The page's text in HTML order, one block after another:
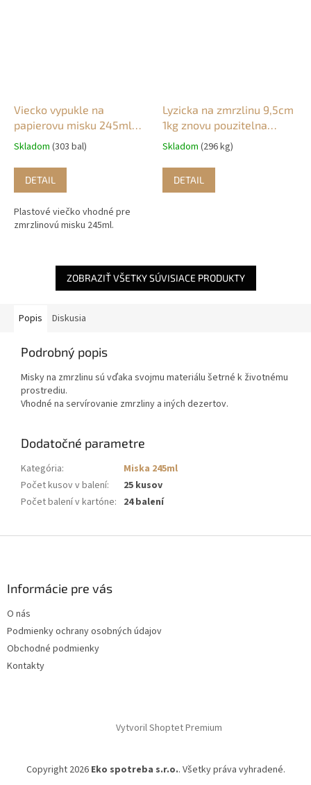
Viecko vypukle na
papierovu misku 245ml
O93mm (50ks)
Skladom (303 bal)
DETAIL
Plastové viečko vhodné pre
zmrzlinovú misku 245ml.
Lyzicka na zmrzlinu 9,5cm
1kg znovu pouzitelna
reusable hneda/seda
Skladom (296 kg)
DETAIL
ZOBRAZIŤ VŠETKY SÚVISIACE PRODUKTY
Popis Diskusia
Podrobný popis
Misky na zmrzlinu sú vďaka svojmu materiálu šetrné k životnému
prostrediu.
Vhodné na servírovanie zmrzliny a iných dezertov.
Dodatočné parametre
Kategória:
Miska 245ml
Počet kusov v balení:
25 kusov
Počet balení v kartóne: 24 balení
Informácie pre vás
O nás
Podmienky ochrany osobných údajov
Obchodné podmienky
Kontakty
Vytvoril Shoptet Premium
Copyright 2026 Eko spotreba s.r.o.. Všetky práva vyhradené.